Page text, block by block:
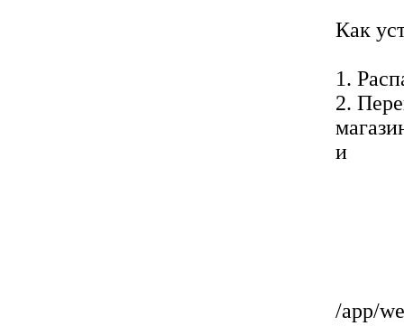
Как
1.
2.
и
/app/